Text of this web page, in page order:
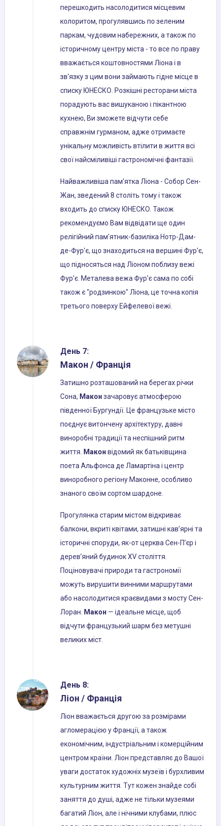
перешкодить насолодитися місцевим
колоритом, прогулявшись по зеленим
паркам, чудовим набережних, а також по
історичному центру міста - то все по праву
вважається коштовностями Ліона і в
зв'язку з цим вони займають гідне місце в
списку ЮНЕСКО. Розкішні ресторани міста
порадують вас вишуканою і пікантною
кухнею, Ви зможете відчути себе
справжнім гурманом, адже отримаєте
унікальну можливість втілити в життя всі
свої найсміливіші гастрономічні фантазії.
Найважливіша пам'ятка Ліона - Собор Сен-
Жан, зведений 8 століть тому і також
входить до списку ЮНЕСКО. Також
рекомендуємо Вам відвідати ще один
релігійний пам'ятник-базиліка Нотр-Дам-
де-Фур'є, що знаходиться на вершині Фур'є,
що підносяться над Ліоном поблизу вежі
Фур'є. Металева вежа Фур'є сама по собі
також є "родзинкою" Ліона, це точна копія
третього поверху Ейфелевої вежі.
День 7:
Макон / Франція
Затишно розташований на берегах річки
Сона, Макон зачаровує атмосферою
південної Бургундії. Це французьке місто
поєднує витончену архітектуру, давні
виноробні традиції та неспішний ритм
життя. Макон відомий як батьківщина
поета Альфонса де Ламартіна і центр
виноробного регіону Маконне, особливо
знаного своїм сортом шардоне.
Прогулянка старим містом відкриває
балкони, вкриті квітами, затишні кав’ярні та
історичні споруди, як-от церква Сен-П’єр і
дерев’яний будинок XV століття.
Поціновувачі природи та гастрономії
можуть вирушити винними маршрутами
або насолодитися краєвидами з мосту Сен-
Лоран. Макон — ідеальне місце, щоб
відчути французький шарм без метушні
великих міст.
День 8:
Ліон / Франція
Ліон вважається другою за розмірами
агломерацією у Франції, а також
економічним, індустріальним і комерційним
центром країни. Ліон представляє до Вашої
уваги достаток художніх музеїв і бурхливим
культурним життя. Тут кожен знайде собі
заняття до душі, адже не тільки музеями
багатий Ліон, але і нічними клубами, плюс